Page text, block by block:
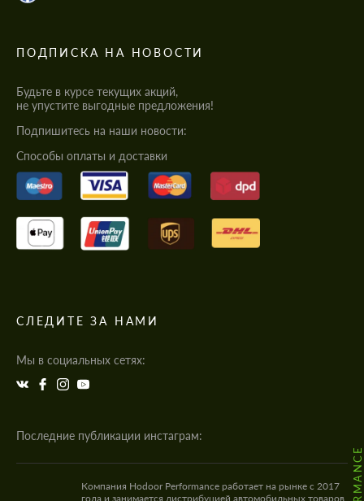
ПОДПИСКА НА НОВОСТИ
Будьте в курсе текущих акций,
не упустите выгодные предложения!
Подпишитесь на наши новости:
Cпособы оплаты и доставки
СЛЕДИТЕ ЗА НАМИ
Мы в социальных сетях:
Последние публикации инстаграм:
Компания Hodoor Performance работает на рынке с 2017
года и занимается дистрибуцией автомобильных товаров,